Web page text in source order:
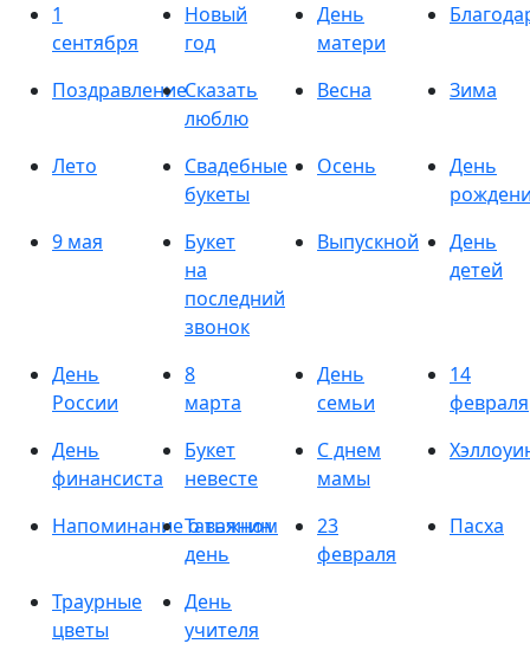
1
сентября
Новый
год
День
матери
ПоздравлениеСказать
люблю
Весна Зима
Лето
Свадебные
букеты
Осень
День
9 мая
Букет
на
последний
звонок
Выпускной
День
детей
День
России
8
марта
День
семьи
14
февраля
День
финансиста
Букет
невесте
С днем
мамы
Напоминание о важном
Татьянин
день
23
февраля
Пасха
Траурные
цветы
День
учителя